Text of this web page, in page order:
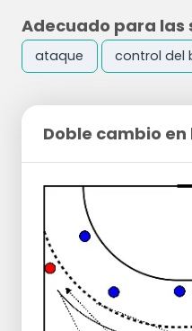
Adecuado para las
ataque control del
Doble cambio